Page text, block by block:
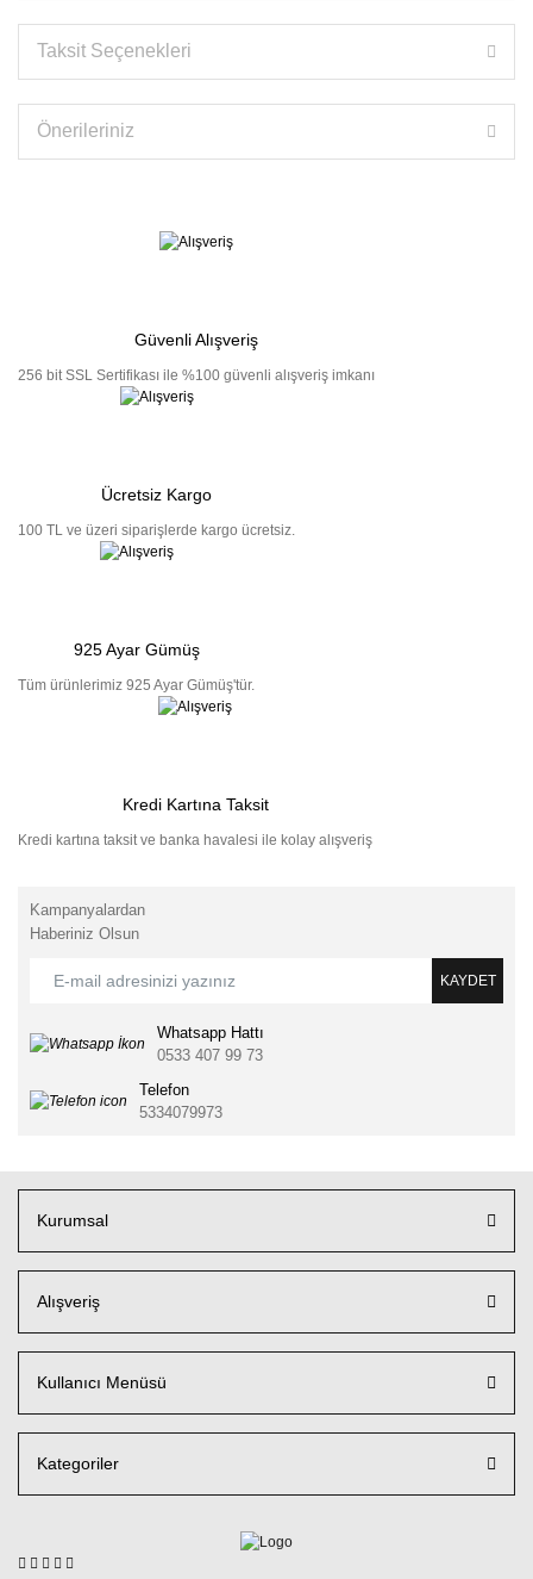
Taksit Seçenekleri
Önerileriniz
Güvenli Alışveriş
256 bit SSL Sertifikası ile %100 güvenli alışveriş imkanı
Ücretsiz Kargo
100 TL ve üzeri siparişlerde kargo ücretsiz.
925 Ayar Gümüş
Tüm ürünlerimiz 925 Ayar Gümüş'tür.
Kredi Kartına Taksit
Kredi kartına taksit ve banka havalesi ile kolay alışveriş
Kampanyalardan
Haberiniz Olsun
KAYDET
Whatsapp Hattı
0533 407 99 73
Telefon
5334079973
Kurumsal
Alışveriş
Kullanıcı Menüsü
Kategoriler